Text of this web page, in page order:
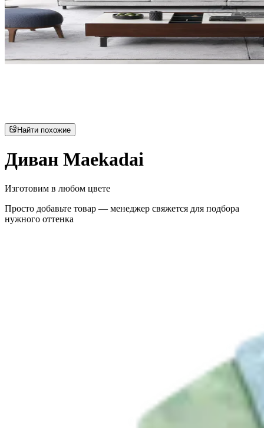
Найти похожие
Диван Maekadai
Изготовим в любом цвете
Просто добавьте товар — менеджер свяжется для подбора
нужного оттенка